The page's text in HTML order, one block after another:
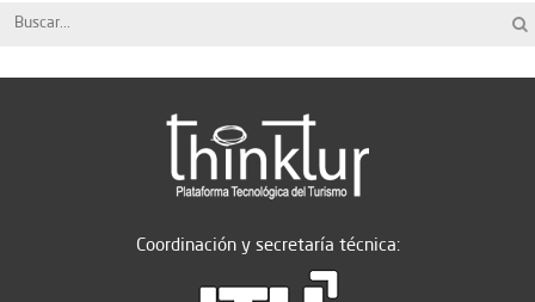
Coordinación y secretaría técnica: